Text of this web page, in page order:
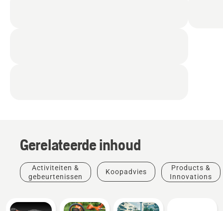
Gerelateerde inhoud
Activiteiten &
gebeurtenissen
Koopadvies
Products &
Innovations